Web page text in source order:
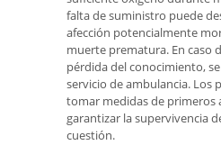
falta de suministro puede
afección potencialmente
muerte prematura. En caso
pérdida del conocimiento,
servicio de ambulancia. Los
tomar medidas de primeros
garantizar la supervivencia
cuestión.